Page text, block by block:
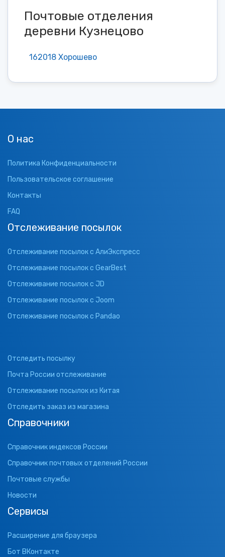
Почтовые отделения
деревни Кузнецово
162018 Хорошево
О нас
Политика Конфиденциальности
Пользовательское соглашение
Контакты
FAQ
Отслеживание посылок
Отслеживание посылок с АлиЭкспресс
Отслеживание посылок с GearBest
Отслеживание посылок с JD
Отслеживание посылок с Joom
Отслеживание посылок с Pandao
Отследить посылку
Почта России отслеживание
Отслеживание посылок из Китая
Отследить заказ из магазина
Справочники
Справочник индексов России
Справочник почтовых отделений России
Почтовые службы
Новости
Сервисы
Расширение для браузера
Бот ВКонтакте